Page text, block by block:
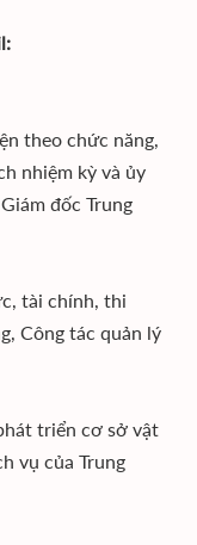
theo chức năng,
nhiệm kỳ và ủy
đốc Trung
tài chính, thi
Công tác quản lý
triển cơ sở vật
vụ của Trung